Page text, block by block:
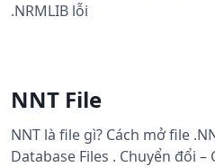
.NRMLIB lỗi
NNT File
NNT là file gì? Cách mở file
Database Files . Chuyển đổi –